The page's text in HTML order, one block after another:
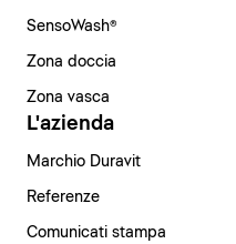
SensoWash®
Zona doccia
Zona vasca
L'azienda
Marchio Duravit
Referenze
Comunicati stampa